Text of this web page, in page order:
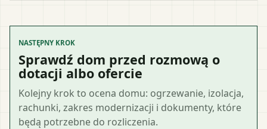
NASTĘPNY KROK
Sprawdź dom przed rozmową o
dotacji albo ofercie
Kolejny krok to ocena domu: ogrzewanie, izolacja,
rachunki, zakres modernizacji i dokumenty, które
będą potrzebne do rozliczenia.